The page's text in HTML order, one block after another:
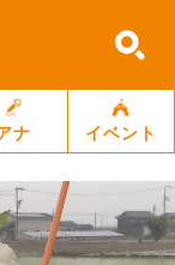
ナ イベント